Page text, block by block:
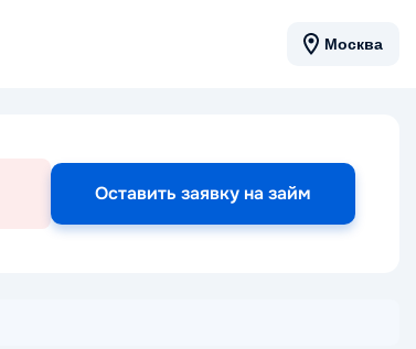
Москва
Оставить заявку на займ